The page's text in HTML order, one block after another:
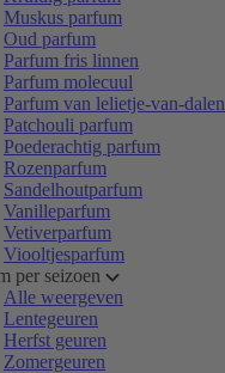
Muskus parfum
Oud parfum
Parfum fris linnen
Parfum molecuul
Parfum van lelietje-van-dalen
Patchouli parfum
Poederachtig parfum
Rozenparfum
Sandelhoutparfum
Vanilleparfum
Vetiverparfum
Viooltjesparfum
per seizoen
Alle weergeven
Lentegeuren
Herfst geuren
Zomergeuren